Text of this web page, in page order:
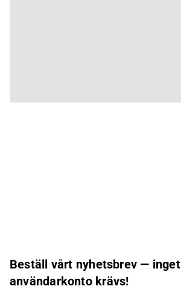
Beställ vårt nyhetsbrev — inget
användarkonto krävs!